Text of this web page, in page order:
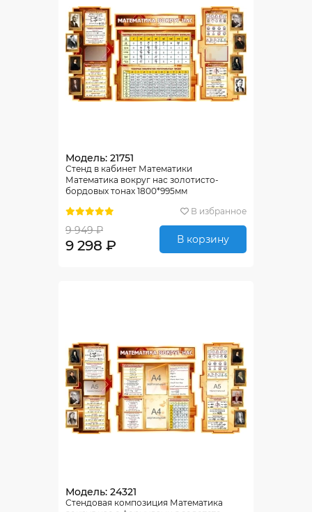
Модель: 21751
Стенд в кабинет Математики
Математика вокруг нас золотисто-
бордовых тонах 1800*995мм
В избранное
9 949 ₽
9 298 ₽ В корзину
Модель: 24321
Стендовая композиция Математика